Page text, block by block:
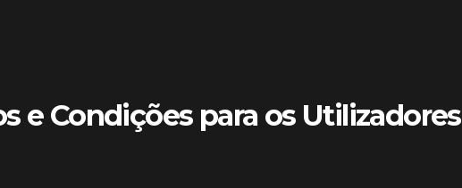
e Condições para os Utilizadores